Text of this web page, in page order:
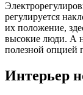
регулируется
их положение,
высокие люди. А
полезной опцией
Интерьер